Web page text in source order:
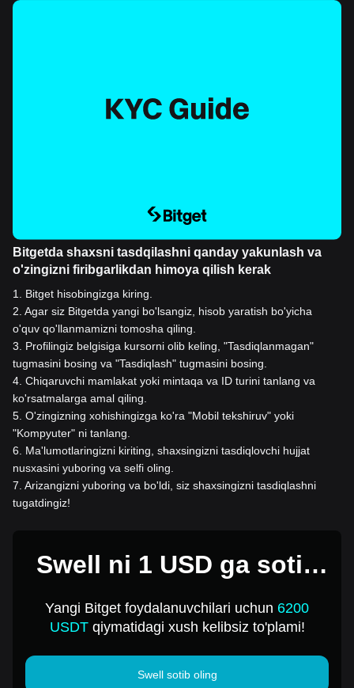
Bitgetda shaxsni tasdqilashni qanday yakunlash va
o'zingizni firibgarlikdan himoya qilish kerak
1
Bitget hisobingizga kiring.
2 Agar siz Bitgetda yangi bo'lsangiz, hisob yaratish bo'yicha
o'quv qo'llanmamizni tomosha qiling.
3
Profilingiz belgisiga kursorni olib keling, "Tasdiqlanmagan"
tugmasini bosing va "Tasdiqlash" tugmasini bosing.
4 Chiqaruvchi mamlakat yoki mintaqa va ID turini tanlang va
ko'rsatmalarga amal qiling.
5 O'zingizning xohishingizga ko'ra "Mobil tekshiruv" yoki
"Kompyuter" ni tanlang.
6
Ma'lumotlaringizni kiriting, shaxsingizni tasdiqlovchi hujjat
nusxasini yuboring va selfi oling.
7 Arizangizni yuboring va bo'ldi, siz shaxsingizni tasdiqlashni
tugatdingiz!
Swell ni 1 USD ga sotib
Yangi Bitget foydalanuvchilari uchun 6200
USDTqiymatidagi xush kelibsiz to'plami!
Swell sotib oling